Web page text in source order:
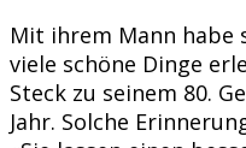
Mit ihrem Mann habe
viele schöne Dinge
Steck zu seinem 80.
Jahr. Solche